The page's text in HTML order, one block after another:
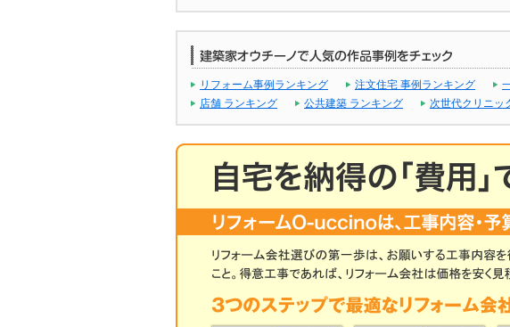
リフォーム事例ランキング 注文住宅 事例ランキング
店舗 ランキング
公共建築 ランキング 次世代クリニッ